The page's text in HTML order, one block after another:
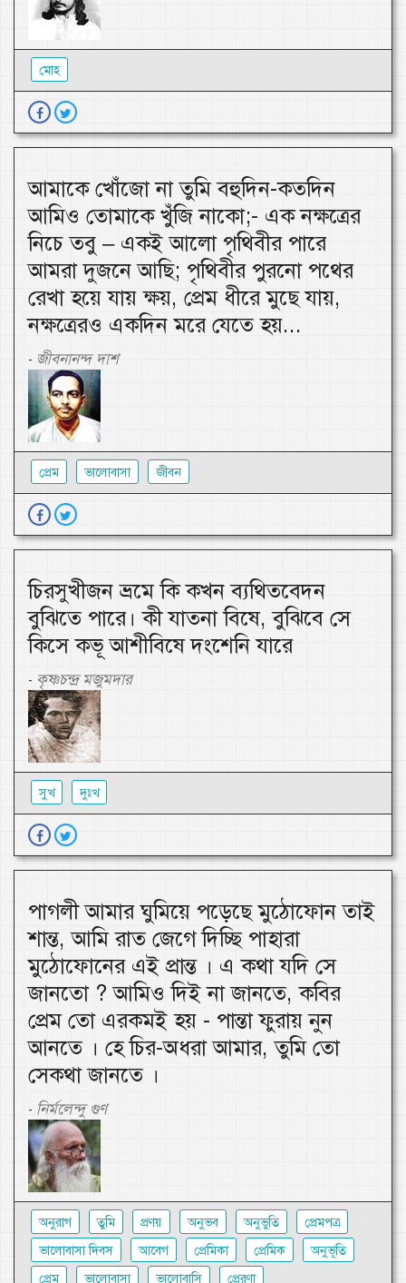
মোহ
আমাকে খোঁজো না তুমি বহুদিন-কতদিন
আমিও তোমাকে খুঁজি নাকো;- এক নক্ষত্রের
নিচে তবু – একই আলো পৃথিবীর পারে
আমরা দুজনে আছি; পৃথিবীর পুরনো পথের
রেখা হয়ে যায় ক্ষয়, প্রেম ধীরে মুছে যায়,
নক্ষত্রেরও একদিন মরে যেতে হয়...
- জীবনানন্দ দাশ
প্রেম ভালোবাসা জীবন
চিরসুখীজন ভ্রমে কি কখন ব্যথিতবেদন
বুঝিতে পারে। কী যাতনা বিষে, বুঝিবে সে
কিসে কভূ আশীবিষে দংশেনি যারে
- কৃষ্ণচন্দ্র মজুমদার
সুখ দুঃখ
পাগলী আমার ঘুমিয়ে পড়েছে মুঠোফোন তাই
শান্ত, আমি রাত জেগে দিচ্ছি পাহারা
মুঠোফোনের এই প্রান্ত । এ কথা যদি সে
জানতো ? আমিও দিই না জানতে, কবির
প্রেম তো এরকমই হয় - পান্তা ফুরায় নুন
আনতে । হে চির-অধরা আমার, তুমি তো
সেকথা জানতে ।
- নির্মলেন্দু গুণ
অনুরাগ তুমি প্রণয় অনুভব অনুভুতি
প্রেমপত্র
ভালোবাসা দিবস
আবেগ প্রেমিকা প্রেমিক
অনুভূতি
প্রেম
ভালোবাসা ভালোবাসি প্রেরণা